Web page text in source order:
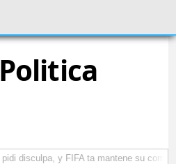
Politica
disculpa, y FIFA ta mantene su como